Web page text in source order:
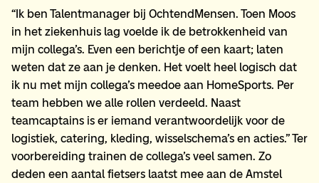
“Ik ben Talentmanager bij OchtendMensen. Toen Moos
in het ziekenhuis lag voelde ik de betrokkenheid van
mijn collega’s. Even een berichtje of een kaart; laten
weten dat ze aan je denken. Het voelt heel logisch dat
ik nu met mijn collega’s meedoe aan HomeSports. Per
team hebben we alle rollen verdeeld. Naast
teamcaptains is er iemand verantwoordelijk voor de
logistiek, catering, kleding, wisselschema’s en acties.” Ter
voorbereiding trainen de collega’s veel samen. Zo
deden een aantal fietsers laatst mee aan de Amstel